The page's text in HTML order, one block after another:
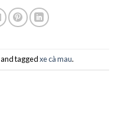
and taggedxe cà mau.